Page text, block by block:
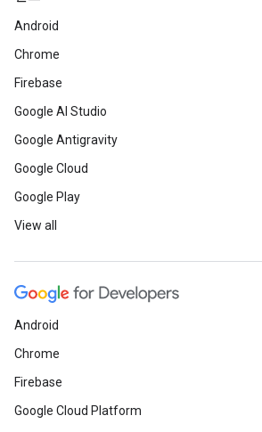
Android
Chrome
Firebase
Google AI Studio
Google Antigravity
Google Cloud
Google Play
View all
Android
Chrome
Firebase
Google Cloud Platform